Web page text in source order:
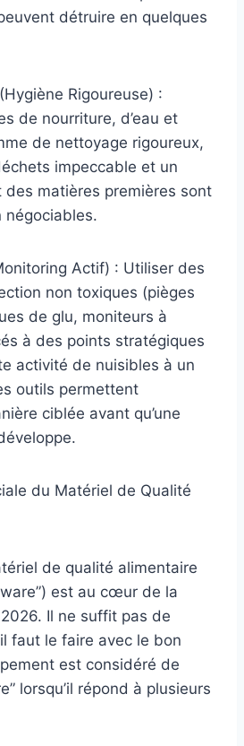
détruire en quelques
Rigoureuse) :
de nourriture, d’eau et
de nettoyage rigoureux,
impeccable et un
des matières premières sont
négociables.
Actif) : Utiliser des
non toxiques (pièges
de glu, moniteurs à
à des points stratégiques
activité de nuisibles à un
outils permettent
ciblée avant qu’une
du Matériel de Qualité
de qualité alimentaire
est au cœur de la
Il ne suffit pas de
faut le faire avec le bon
est considéré de
lorsqu’il répond à plusieurs